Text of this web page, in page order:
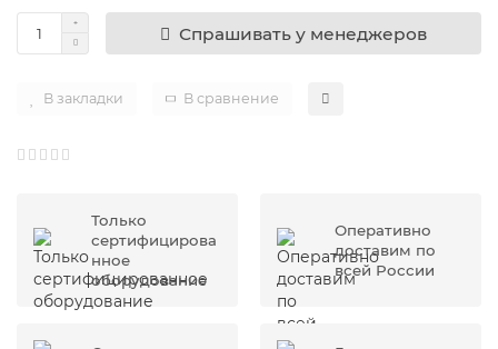
Спрашивать у менеджеров
В закладки В сравнение
Только
сертифицирова
нное
оборудование
Оперативно
доставим по
всей России